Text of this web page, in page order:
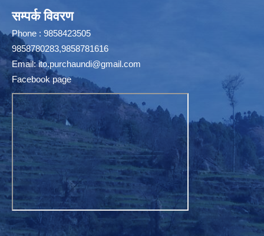
सम्पर्क विवरण
Phone : 9858423505
9858780283,9858781616
Email:ito.purchaundi@gmail.com
Facebook page